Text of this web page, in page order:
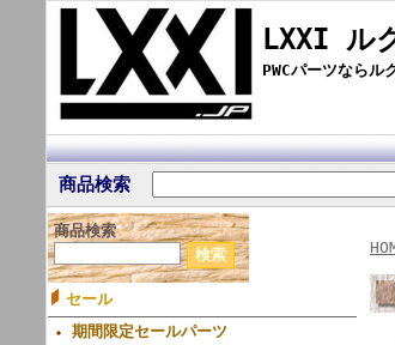
LXXI ル
PWCパーツならル
商品検索
商品検索
セール
期間限定セールパーツ